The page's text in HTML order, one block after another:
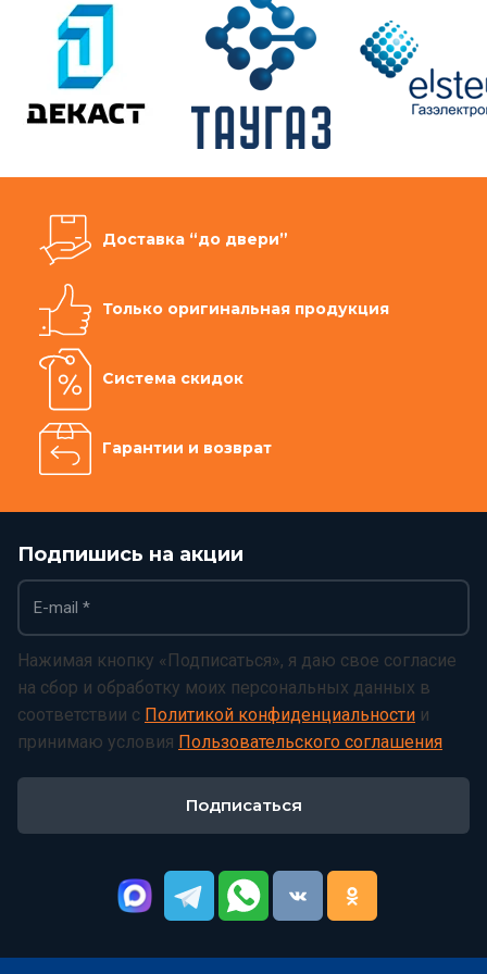
Доставка “до двери”
Только оригинальная продукция
Система скидок
Гарантии и возврат
Подпишись на акции
Нажимая кнопку «Подписаться», я даю свое согласие
на сбор и обработку моих персональных данных в
соответствии с Политикой конфиденциальности и
принимаю условия Пользовательского соглашения
Подписаться